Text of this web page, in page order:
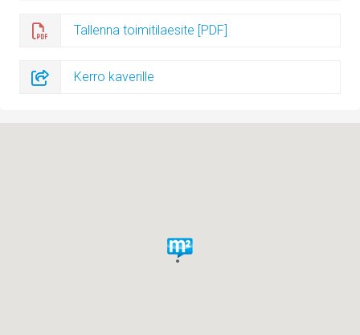
Tallenna toimitilaesite [PDF]
Kerro kaverille